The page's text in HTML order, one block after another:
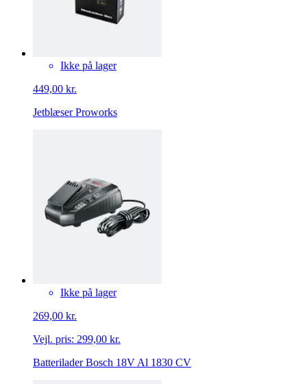
Ikke på lager
449,00 kr.
Jetblæser Proworks
Ikke på lager
269,00 kr.
Vejl. pris: 299,00 kr.
Batterilader Bosch 18V Al 1830 CV